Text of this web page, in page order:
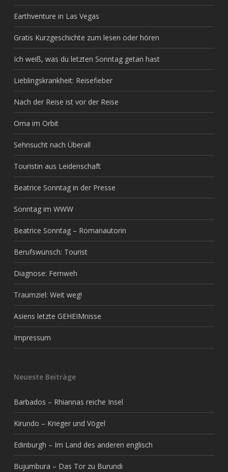
Earthventure in Las Vegas
Gratis Kurzgeschichte zum lesen oder hören
Ich weiß, was du letzten Sonntag getan hast
Lieblingskrankheit: Reisefieber
Nach der Reise ist vor der Reise
Oma im Orbit
Sehnsucht nach Überall
Touristin aus Leidenschaft
Beatrice Sonntag in der Presse
Sonntag im WWW
Beatrice Sonntag – Romanautorin
Berufswunsch: Tourist
Diagnose: Fernweh
Traumziel: Weit weg!
Asiens letzte GEHEIMnisse
Impressum
Neueste Beiträge
Barbados – Rhiannas reiche Insel
Kirundo – Krieger und Vögel
Edinburgh – Im Land des anderen englisch
Bujumbura – Das Tor zu Burundi